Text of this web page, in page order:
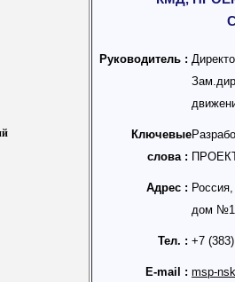
Руководитель :
Ключевые
слова :
Адрес :
дом
Тел. : +7
E-mail : msp-